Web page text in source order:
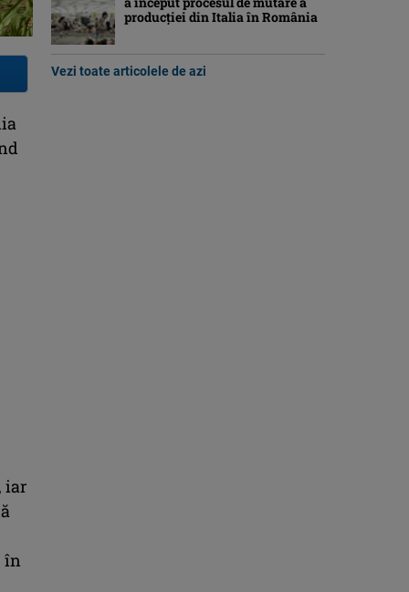
iar
în
producției din Italia în România
Vezi toate articolele de azi